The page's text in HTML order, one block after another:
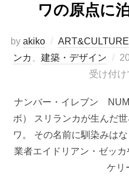
ワの原点に
by akiko ART&CULTURE
ンカ
建築・デザイン
投
稿
受け付
ナンバー・イレブン
ボ） スリランカが生んだ
ワ。 その名前に馴染みは
業者エイドリアン・ゼッ
ケリ